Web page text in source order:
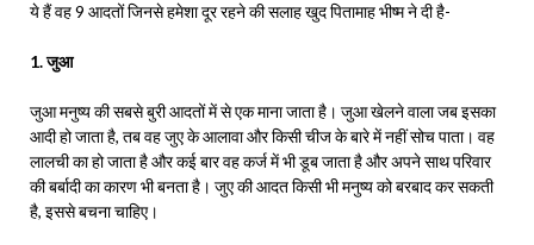
ये हैं वह 9 आदतों जिनसे हमेशा दूर रहने की सलाह खुद पितामाह भीष्म ने दी है-
1. जुआ
जुआ मनुष्य की सबसे बुरी आदतों में से एक माना जाता है। जुआ खेलने वाला जब इसका
आदी हो जाता है, तब वह जुए के आलावा और किसी चीज के बारे में नहीं सोच पाता। वह
लालची का हो जाता है और कई बार वह कर्ज में भी डूब जाता है और अपने साथ परिवार
की बर्बादी का कारण भी बनता है। जुए की आदत किसी भी मनुष्य को बरबाद कर सकती
है, इससे बचना चाहिए।